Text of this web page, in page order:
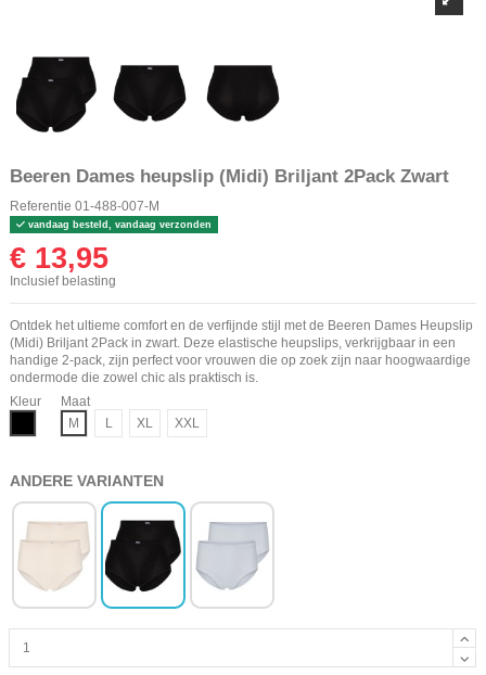
Beeren Dames heupslip (Midi) Briljant 2Pack Zwart
Referentie 01-488-007-M
vandaag besteld, vandaag verzonden
€ 13,95
Inclusief belasting
Ontdek het ultieme comfort en de verfijnde stijl met de Beeren Dames Heupslip
(Midi) Briljant 2Pack in zwart. Deze elastische heupslips, verkrijgbaar in een
handige 2-pack, zijn perfect voor vrouwen die op zoek zijn naar hoogwaardige
ondermode die zowel chic als praktisch is.
Kleur
Maat
M
L XL XXL
ANDERE VARIANTEN